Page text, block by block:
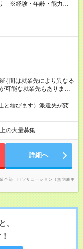
※経験・年齢・能力等を
間は就業先により異なる
をつくるべく、 働き方
。
と結びます）派遣先が変
の大量募集
詳細へ
本部 ITソリューション（無期雇用
、